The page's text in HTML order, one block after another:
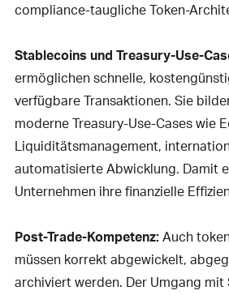
compliance-taugliche Token-
Stablecoins und Treasury-Use-
ermöglichen schnelle,
verfügbare Transaktionen. Sie
moderne Treasury-Use-Cases wie
Liquiditätsmanagement,
automatisierte Abwicklung. Damit
Unternehmen ihre finanzielle
Post-Trade-Kompetenz:Auch
müssen korrekt abgewickelt,
archiviert werden. Der Umgang mit